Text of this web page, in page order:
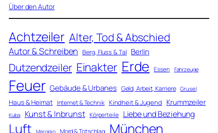
Über den Autor
Achtzeiler Alter, Tod & Abschied
Autor & Schreiben Berg, Fluss & Tal Berlin
Dutzendzeiler Einakter Erde Essen Fahrzeuge
Feuer Gebäude & Urbanes Geld, Arbeit, Karriere Grusel
Haus & Heimat Internet & Technik Kindheit & Jugend Krummzeiler
Kuba Kunst & Inbrunst Körperteile Liebe und Beziehung
Luft Marokko Mord & Totschlag München